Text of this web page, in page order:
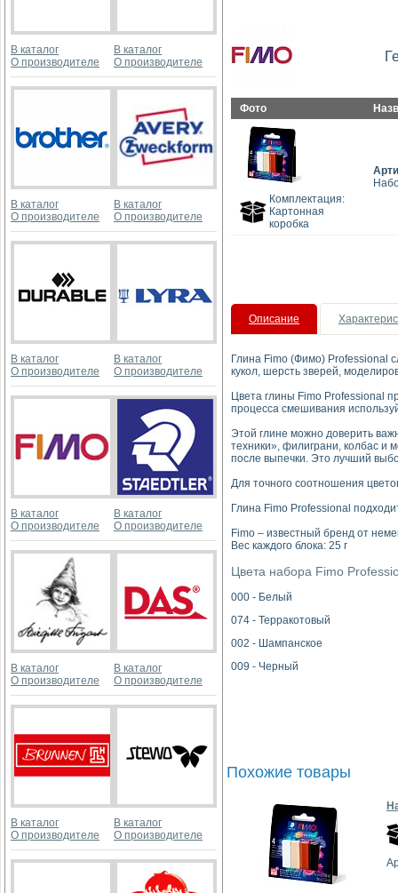
В каталог
О производителе
В каталог
О производителе
В каталог
О производителе
В каталог
О производителе
В каталог
О производителе
В каталог
О производителе
В каталог
О производителе
В каталог
О производителе
В каталог
О производителе
В каталог
О производителе
В каталог
О производителе
В каталог
О производителе
Фото
Комплектация:
Картонная
коробка
Описание
Глина Fimo (Фимо) Professional
кукол, шерсть зверей,
Цвета глины Fimo Professional
процесса смешивания
Этой глине можно доверить
техники», филиграни, колбас и
после выпечки. Это лучший
Для точного соотношения
Глина Fimo Professional
Fimo – известный бренд от
Вес каждого блока: 25 г
Цвета набора Fimo
000 - Белый
074 - Терракотовый
002 - Шампанское
009 - Черный
Похожие товары